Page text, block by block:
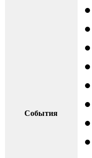
События